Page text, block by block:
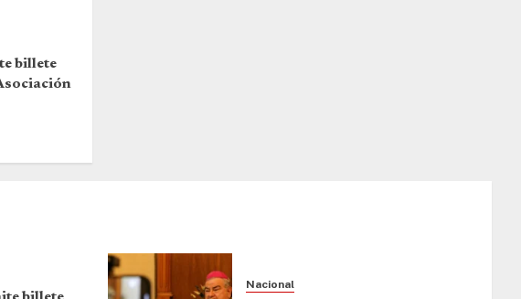
billete
Nacional